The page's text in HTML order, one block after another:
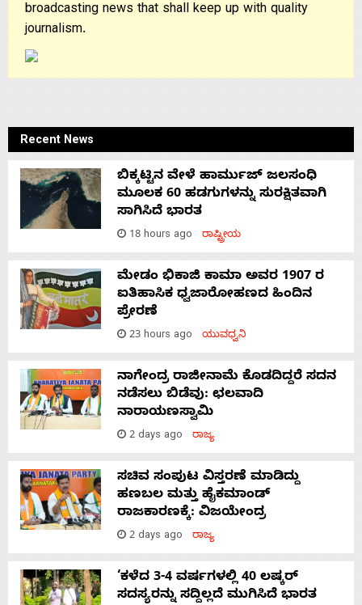
broadcasting news that shall keep up with quality
journalism.
Recent News
ಬಿಕ್ಕಟ್ಟಿನ ವೇಳೆ ಹಾರ್ಮುಜ್ ಜಲಸಂಧಿ
ಮೂಲಕ 60 ಹಡಗುಗಳನ್ನು ಸುರಕ್ಷಿತವಾಗಿ
ಸಾಗಿಸಿದೆ ಭಾರತ
18 hours ago ರಾಷ್ಟ್ರೀಯ
ಮೇಡಂ ಭಿಕಾಜಿ ಕಾಮಾ ಅವರ 1907 ರ
ಐತಿಹಾಸಿಕ ಧ್ವಜಾರೋಹಣದ ಹಿಂದಿನ
ಪ್ರೇರಣೆ
23 hours ago ಯುವಧ್ವನಿ
ನಾಗೇಂದ್ರ ರಾಜೀನಾಮೆ ಕೊಡದಿದ್ದರೆ ಸದನ
ನಡೆಸಲು ಬಿಡೆವು: ಛಲವಾದಿ
ನಾರಾಯಣಸ್ವಾಮಿ
2 days ago ರಾಜ್ಯ
ಸಚಿವ ಸಂಪುಟ ವಿಸ್ತರಣೆ ಮಾಡಿದ್ದು
ಹಣಬಲ ಮತ್ತು ಹೈಕಮಾಂಡ್
ರಾಜಕಾರಣಕ್ಕೆ: ವಿಜಯೇಂದ್ರ
2 days ago ರಾಜ್ಯ
‘ಕಳೆದ 3-4 ವರ್ಷಗಳಲ್ಲಿ 40 ಲಷ್ಕರ್
ಸದಸ್ಯರನ್ನು ಸದ್ದಿಲ್ಲದೆ ಮುಗಿಸಿದೆ ಭಾರತ